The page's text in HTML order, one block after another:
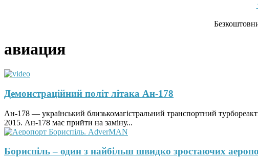
авиация
Демонстраційний політ літака Ан-178
Ан-178 — український близькомагістральний транспортний
2015. Ан-178 має прийти на заміну...
Бориспіль – один з найбільш швидко зростаючих